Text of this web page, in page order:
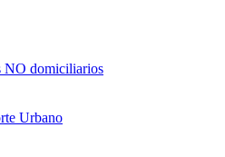
NO domiciliarios
Urbano